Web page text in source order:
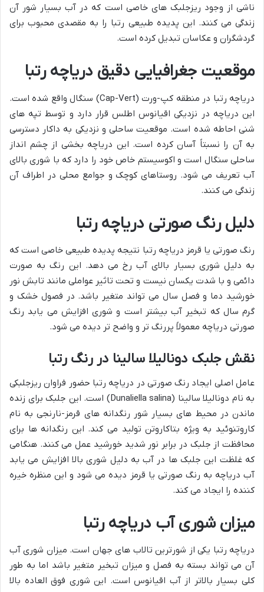
ناشی از وجود ریزجلبک های خاصی است که در آب بسیار شور آن
زندگی می کنند. این پدیده طبیعی رتبا را به مقصدی محبوب برای
گردشگران و عکاسان تبدیل کرده است.
موقعیت جغرافیایی دقیق دریاچه رتبا
دریاچه رتبا در منطقه کپ-ورت (Cap-Vert) سنگال واقع شده است.
این دریاچه در نزدیکی اقیانوس اطلس قرار دارد و توسط تپه های
شنی احاطه شده است. موقعیت ساحلی و نزدیکی به داکار دسترسی
به آن را نسبتاً آسان کرده است. این دریاچه بخشی از چشم انداز
ساحلی سنگال است و اکوسیستم خاص خود را دارد که با شوری بالای
آب تعریف می شود. روستاهای کوچک و جوامع محلی در اطراف آن
زندگی می کنند.
دلیل رنگ صورتی دریاچه رتبا
رنگ صورتی یا قرمز دریاچه رتبا نتیجه پدیده طبیعی خاصی است که
به دلیل شوری بسیار بالای آب رخ می دهد. این رنگ به صورت
دائمی و با شدت یکسان نیست و تحت تاثیر عواملی مانند تابش نور
خورشید دما و فصل سال می تواند متغیر باشد. در فصول خشک و
گرم سال که تبخیر آب بیشتر است و شوری افزایش می یابد رنگ
صورتی دریاچه معمولاً پررنگ تر و واضح تر دیده می شود.
نقش جلبک دونالیلا سالینا در رنگ رتبا
عامل اصلی ایجاد رنگ صورتی در دریاچه رتبا حضور فراوان ریزجلبکی
به نام دونالیلا سالینا (Dunaliella salina) است. این جلبک برای زنده
ماندن در محیط های بسیار شور رنگدانه های قرمز-نارنجی به نام
کاروتنوئید به ویژه بتاکاروتن تولید می کند. این رنگدانه ها برای
محافظت از جلبک در برابر نور شدید خورشید عمل می کنند. هنگامی
که غلظت این جلبک ها در آب به دلیل شوری بالا افزایش می یابد
آب دریاچه به رنگ صورتی یا قرمز دیده می شود و این منظره خیره
کننده را ایجاد می کند.
میزان شوری آب دریاچه رتبا
دریاچه رتبا یکی از شورترین تالاب های جهان است. میزان شوری آب
آن می تواند بسته به فصل و میزان تبخیر متغیر باشد اما به طور
کلی بسیار بالاتر از آب اقیانوس است. این شوری فوق العاده بالا